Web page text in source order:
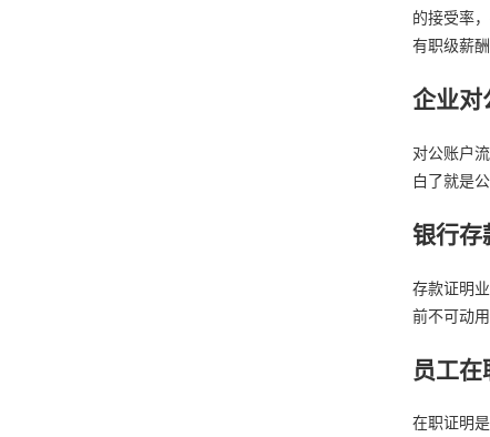
的接受率
有职级薪
企业对
对公账户
白了就是
银行存
存款证明
前不可动
员工
在职证明